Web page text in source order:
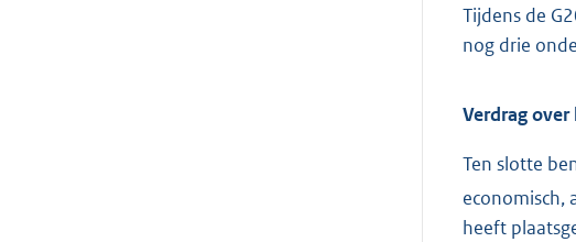
Tijdens de
nog drie
Verdrag
Ten slotte
economisch,
heeft